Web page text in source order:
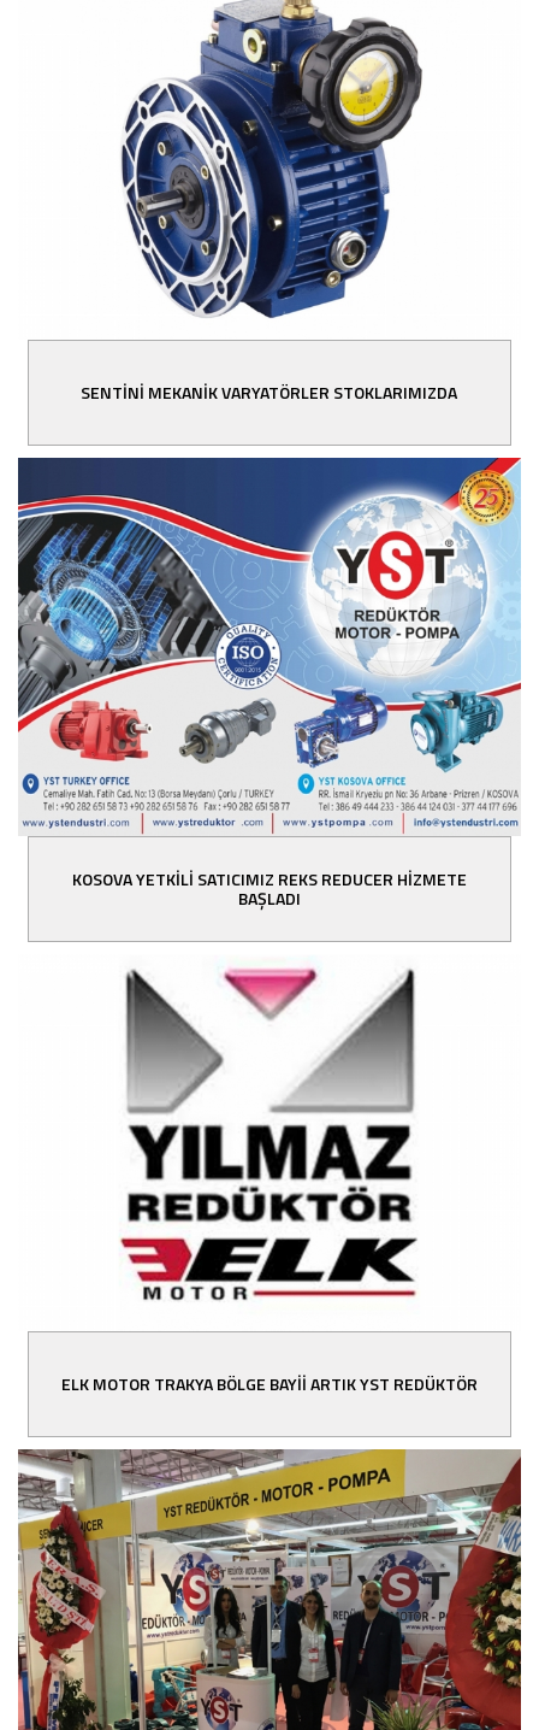
SENTİNİ MEKANİK VARYATÖRLER STOKLARIMIZDA
KOSOVA YETKİLİ SATICIMIZ REKS REDUCER HİZMETE
BAŞLADI
ELK MOTOR TRAKYA BÖLGE BAYİİ ARTIK YST REDÜKTÖR